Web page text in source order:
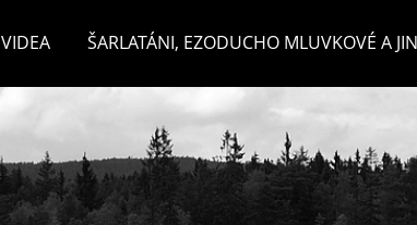
VIDEA ŠARLATÁNI, EZODUCHO MLUVKOVÉ A